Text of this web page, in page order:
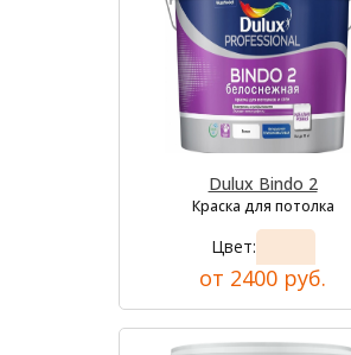
Dulux Bindo 2
Краска для потолка
Цвет:
от 2400 руб.